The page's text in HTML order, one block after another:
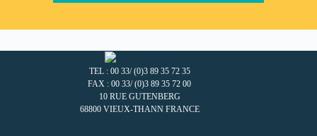
TEL : 00 33/ (0)3 89 35 72 35
FAX : 00 33/ (0)3 89 35 72 00
10 RUE GUTENBERG
68800 VIEUX-THANN FRANCE